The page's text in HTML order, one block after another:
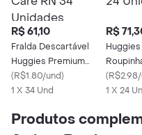
R$ 61,10
Fralda Descartável
Huggies Premium
Natural Care RN 34
Unidades
(R$1.80/und)
1 X 34 Und
R$
(
1 X 24
Produtos